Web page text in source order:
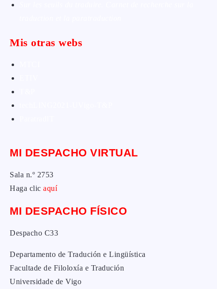
Mis otras webs
MI DESPACHO VIRTUAL
Sala n.º 2753
Haga clic aquí
MI DESPACHO FÍSICO
Despacho C33
Departamento de Tradución e Lingüística
Facultade de Filoloxía e Tradución
Universidade de Vigo